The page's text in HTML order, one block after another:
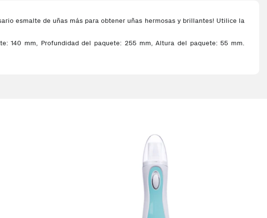
esmalte de uñas más para obtener uñas hermosas y brillantes! Utilice la
140 mm, Profundidad del paquete: 255 mm, Altura del paquete: 55 mm.